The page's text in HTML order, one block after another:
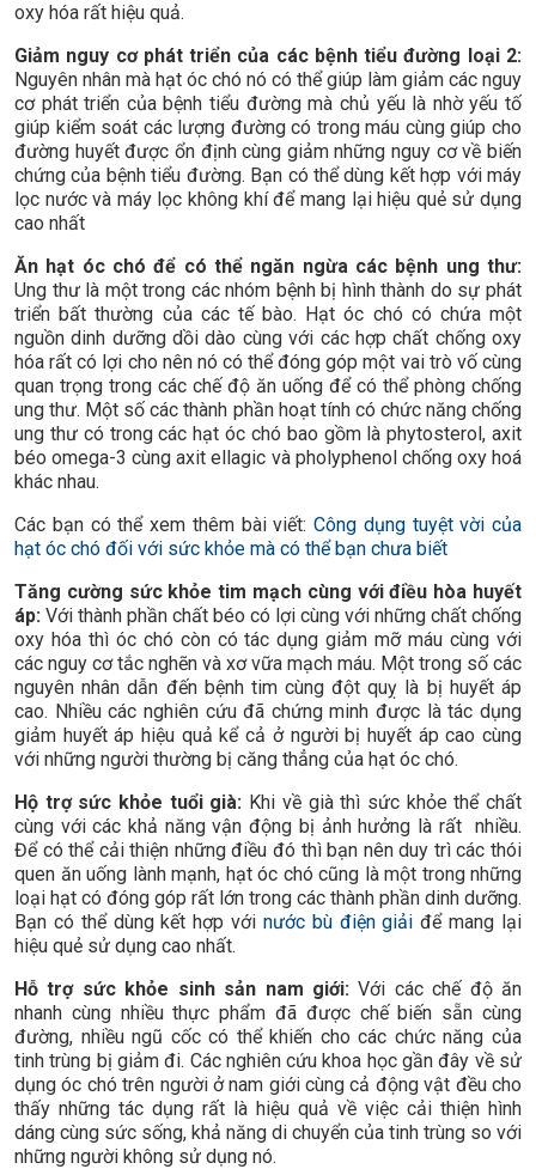
oxy hóa rất hiệu quả.
Giảm nguy cơ phát triển của các bệnh tiểu đường loại 2:
Nguyên nhân mà hạt óc chó nó có thể giúp làm giảm các nguy
cơ phát triển của bệnh tiểu đường mà chủ yếu là nhờ yếu tố
giúp kiểm soát các lượng đường có trong máu cùng giúp cho
đường huyết được ổn định cùng giảm những nguy cơ về biến
chứng của bệnh tiểu đường. Bạn có thể dùng kết hợp với máy
lọc nước và máy lọc không khí để mang lại hiệu quẻ sử dụng
cao nhất
Ăn hạt óc chó để có thể ngăn ngừa các bệnh ung thư:
Ung thư là một trong các nhóm bệnh bị hình thành do sự phát
triển bất thường của các tế bào. Hạt óc chó có chứa một
nguồn dinh dưỡng dồi dào cùng với các hợp chất chống oxy
hóa rất có lợi cho nên nó có thể đóng góp một vai trò vố cùng
quan trọng trong các chế độ ăn uống để có thể phòng chống
ung thư. Một số các thành phần hoạt tính có chức năng chống
ung thư có trong các hạt óc chó bao gồm là phytosterol, axit
béo omega-3 cùng axit ellagic và pholyphenol chống oxy hoá
khác nhau.
Các bạn có thể xem thêm bài viết: Công dụng tuyệt vời của
hạt óc chó đối với sức khỏe mà có thể bạn chưa biết
Tăng cường sức khỏe tim mạch cùng với điều hòa huyết
áp: Với thành phần chất béo có lợi cùng với những chất chống
oxy hóa thì óc chó còn có tác dụng giảm mỡ máu cùng với
các nguy cơ tắc nghẽn và xơ vữa mạch máu. Một trong số các
nguyên nhân dẫn đến bệnh tim cùng đột quỵ là bị huyết áp
cao. Nhiều các nghiên cứu đã chứng minh được là tác dụng
giảm huyết áp hiệu quả kể cả ở người bị huyết áp cao cùng
với những người thường bị căng thẳng của hạt óc chó.
Hộ trợ sức khỏe tuổi già: Khi về già thì sức khỏe thể chất
cùng với các khả năng vận động bị ảnh hưởng là rất nhiều.
Để có thể cải thiện những điều đó thì bạn nên duy trì các thói
quen ăn uống lành mạnh, hạt óc chó cũng là một trong những
loại hạt có đóng góp rất lớn trong các thành phần dinh dưỡng.
Bạn có thể dùng kết hợp với nước bù điện giải để mang lại
hiệu quẻ sử dụng cao nhất.
Hỗ trợ sức khỏe sinh sản nam giới: Với các chế độ ăn
nhanh cùng nhiều thực phẩm đã được chế biến sẵn cùng
đường, nhiều ngũ cốc có thể khiến cho các chức năng của
tinh trùng bị giảm đi. Các nghiên cứu khoa học gần đây về sử
dụng óc chó trên người ở nam giới cùng cả động vật đều cho
thấy những tác dụng rất là hiệu quả về việc cải thiện hình
dáng cùng sức sống, khả năng di chuyển của tinh trùng so với
những người không sử dụng nó.